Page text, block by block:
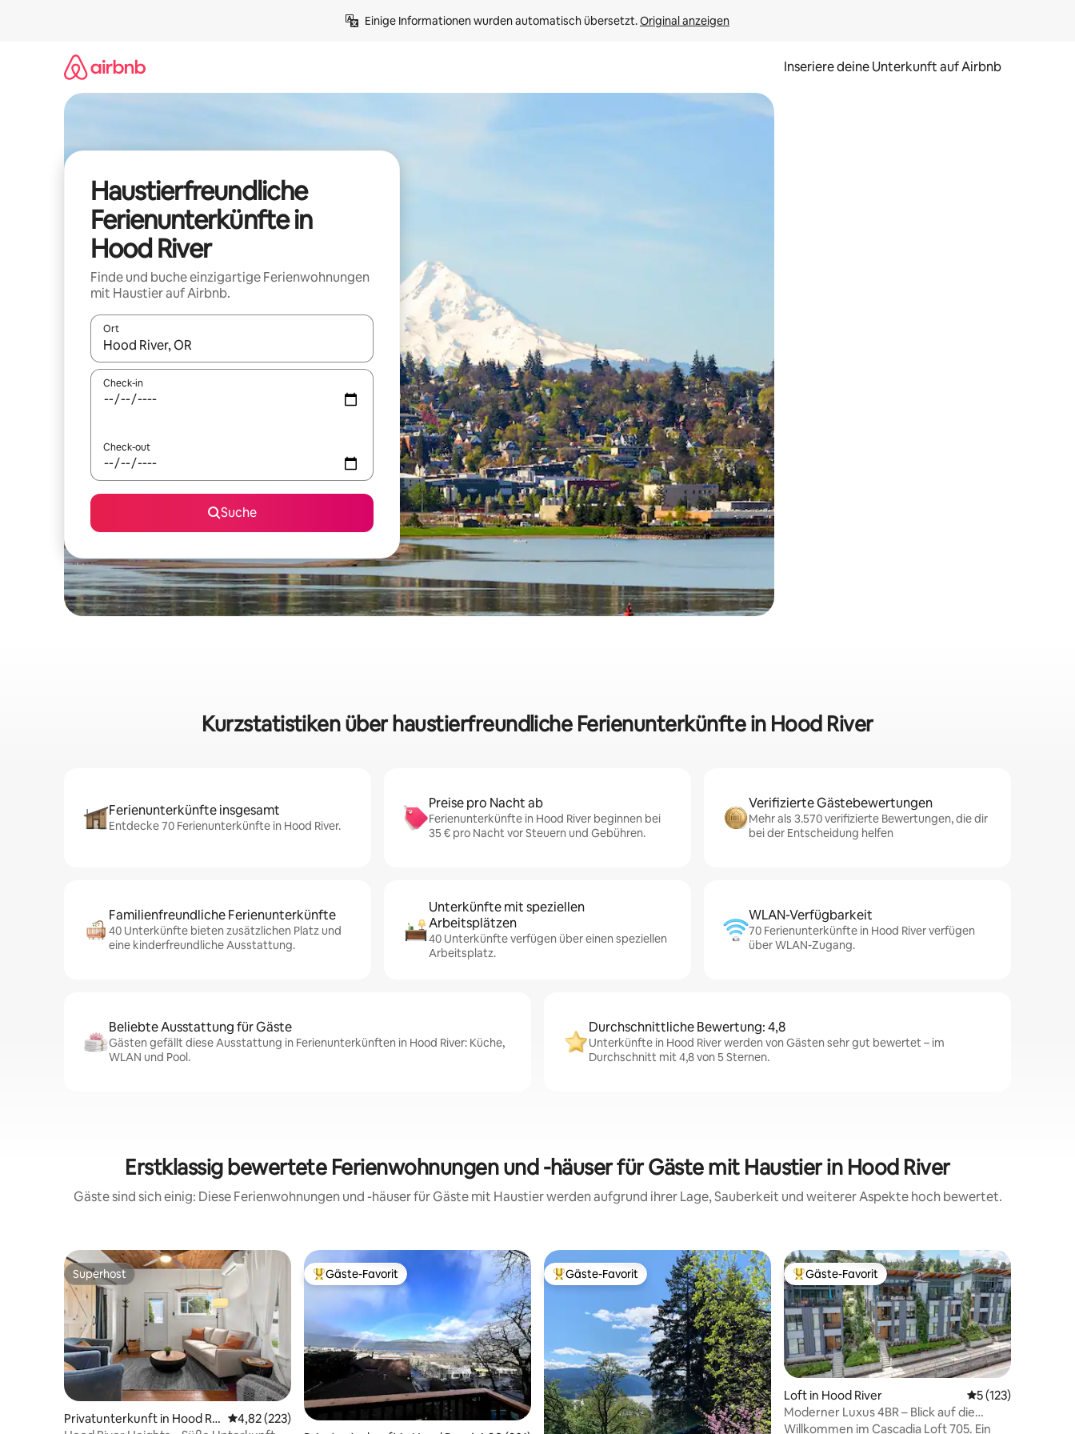
Einige Informationen wurden automatisch übersetzt. Original anzeigen
Inseriere deine Unterkunft auf Airbnb
Haustierfreundliche
Ferienunterkünfte in
Hood River
Finde und buche einzigartige Ferienwohnungen
mit Haustier auf Airbnb.
Ort
Wenn Ergebnisse verfügbar sind, navigiere mit den Pfeiltasten nach oben und unten oder erkunde die Ergebnisse durch Berühren oder Wischgesten.
Check-in
Check-out
Suche
Kurzstatistiken über haustierfreundliche Ferienunterkünfte in Hood River
Ferienunterkünfte insgesamt
Entdecke 70 Ferienunterkünfte in Hood River.
Preise pro Nacht ab
Ferienunterkünfte in Hood River beginnen bei
35 € pro Nacht vor Steuern und Gebühren.
Verifizierte Gästebewertungen
Mehr als 3.570 verifizierte Bewertungen, die dir
bei der Entscheidung helfen
Familienfreundliche Ferienunterkünfte
40 Unterkünfte bieten zusätzlichen Platz und
eine kinderfreundliche Ausstattung.
Unterkünfte mit speziellen
Arbeitsplätzen
40 Unterkünfte verfügen über einen speziellen
Arbeitsplatz.
WLAN-Verfügbarkeit
70 Ferienunterkünfte in Hood River verfügen
über WLAN-Zugang.
Beliebte Ausstattung für Gäste
Gästen gefällt diese Ausstattung in Ferienunterkünften in Hood River: Küche,
WLAN und Pool.
Durchschnittliche Bewertung: 4,8
Unterkünfte in Hood River werden von Gästen sehr gut bewertet – im
Durchschnitt mit 4,8 von 5 Sternen.
Erstklassig bewertete Ferienwohnungen und -häuser für Gäste mit Haustier in Hood River
Gäste sind sich einig: Diese Ferienwohnungen und -häuser für Gäste mit Haustier werden aufgrund ihrer Lage, Sauberkeit und weiterer Aspekte hoch bewertet.
Superhost
Superhost
Privatunterkunft in Hood Riv Durchschnittliche Bewertung: 4,82 von 5, 223 Bewertungen
4,82 (223)
Beliebter Gäste-Favorit.
Gäste-Favorit Beliebter Gäste-Favorit.
Gäste-Favorit Beliebter Gäste-Favorit.
Gäste-Favorit
Loft in Hood River Durchschnittliche
5 (123)
Moderner Luxus 4BR – Blick auf die
Schlucht – Spaziergang in die Innenstadt
Willkommen im Cascadia Loft 705. Ein